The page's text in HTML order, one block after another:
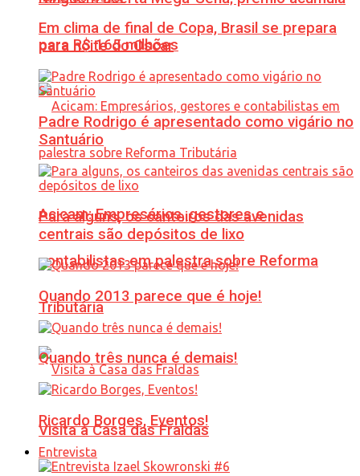
para R$ 165 milhões
Acicam: Empresários, gestores e
contabilistas em palestra sobre Reforma
Tributária
Visita à Casa das Fraldas
Em clima de final de Copa, Brasil se prepara
para noite do Oscar
Padre Rodrigo é apresentado como vigário no
Santuário
Para alguns, os canteiros das avenidas
centrais são depósitos de lixo
Quando 2013 parece que é hoje!
Quando três nunca é demais!
Ricardo Borges, Eventos!
Entrevista